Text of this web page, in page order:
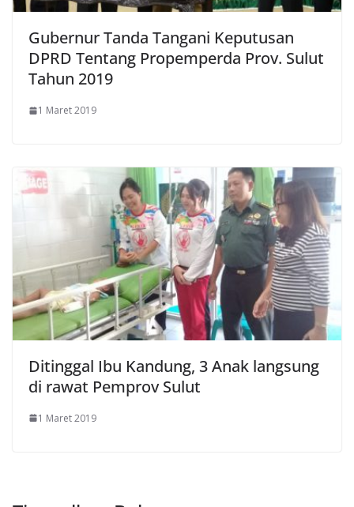
Gubernur Tanda Tangani Keputusan
DPRD Tentang Propemperda Prov. Sulut
Tahun 2019
1 Maret 2019
Ditinggal Ibu Kandung, 3 Anak langsung
di rawat Pemprov Sulut
1 Maret 2019